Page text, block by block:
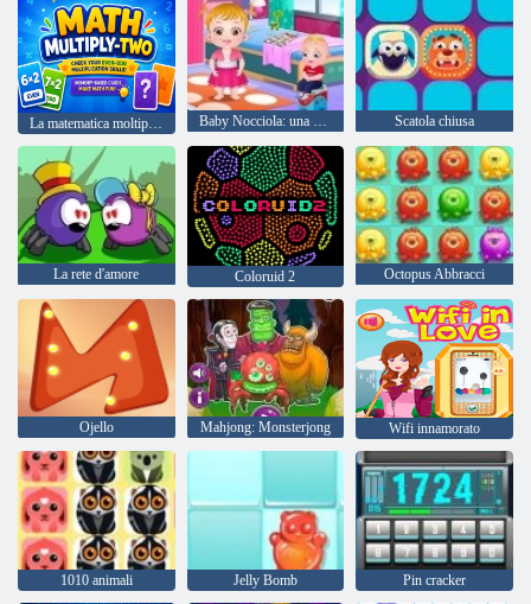
Baby Nocciola: una giornata nella scuola materna Scatola chiusa
La rete d'amore Coloruid 2 Octopus Abbracci
Ojello Mahjong: Monsterjong Wifi innamorato
1010 animali Jelly Bomb Pin cracker